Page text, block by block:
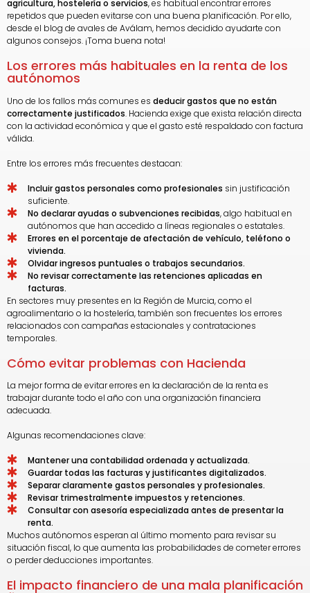
agricultura, hostelería o servicios, es habitual encontrar errores
repetidos que pueden evitarse con una buena planificación. Por ello,
desde el blog de avales de Aválam, hemos decidido ayudarte con
algunos consejos. ¡Toma buena nota!
Los errores más habituales en la renta de los
autónomos
Uno de los fallos más comunes es deducir gastos que no están
correctamente justificados. Hacienda exige que exista relación directa
con la actividad económica y que el gasto esté respaldado con factura
válida.
Entre los errores más frecuentes destacan:
Incluir gastos personales como profesionales sin justificación
suficiente.
No declarar ayudas o subvenciones recibidas, algo habitual en
autónomos que han accedido a líneas regionales o estatales.
Errores en el porcentaje de afectación de vehículo, teléfono o
vivienda.
Olvidar ingresos puntuales o trabajos secundarios.
No revisar correctamente las retenciones aplicadas en
facturas.
En sectores muy presentes en la Región de Murcia, como el
agroalimentario o la hostelería, también son frecuentes los errores
relacionados con campañas estacionales y contrataciones
temporales.
Cómo evitar problemas con Hacienda
La mejor forma de evitar errores en la declaración de la renta es
trabajar durante todo el año con una organización financiera
adecuada.
Algunas recomendaciones clave:
Mantener una contabilidad ordenada y actualizada.
Guardar todas las facturas y justificantes digitalizados.
Separar claramente gastos personales y profesionales.
Revisar trimestralmente impuestos y retenciones.
Consultar con asesoría especializada antes de presentar la
renta.
Muchos autónomos esperan al último momento para revisar su
situación fiscal, lo que aumenta las probabilidades de cometer errores
o perder deducciones importantes.
El impacto financiero de una mala planificación